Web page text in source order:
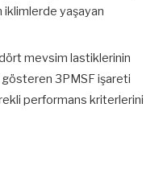
iklimlerde yaşayan
mevsim lastiklerinin
gösteren 3PMSF işareti
performans kriterlerini